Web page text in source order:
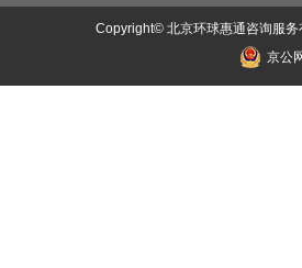
Copyright© 北京环球惠通咨询服
京公